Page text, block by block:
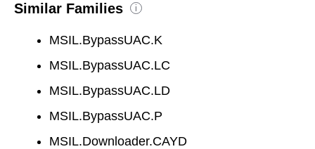
Similar Families i
MSIL.BypassUAC.K
MSIL.BypassUAC.LC
MSIL.BypassUAC.LD
MSIL.BypassUAC.P
MSIL.Downloader.CAYD